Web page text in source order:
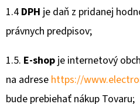
1.4DPH je daň z pridanej
právnych predpisov;
1.5. E-shop je internetový
na adrese https://
bude prebiehať nákup Tovaru;
U
J
M
E